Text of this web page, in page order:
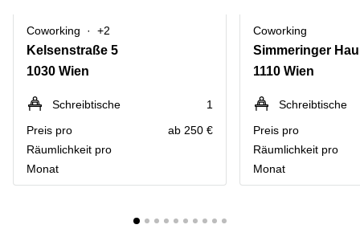
Coworking +2
Kelsenstraße 5
1030 Wien
Schreibtische
1
Preis pro
Räumlichkeit pro
Monat
ab 250 €
Coworking
Simmeringer
1110 Wien
Schreibtische
Preis pro
Räumlichkeit pro
Monat